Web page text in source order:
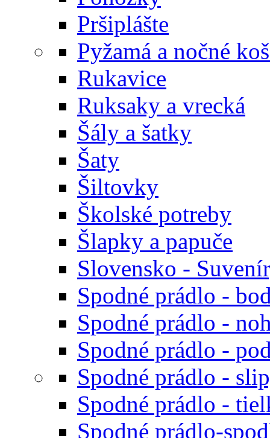
Pršiplášte
Pyžamá a nočné
Rukavice
Ruksaky a vrecká
Šály a šatky
Šaty
Šiltovky
Školské potreby
Šlapky a papuče
Slovensko -
Spodné prádlo -
Spodné prádlo -
Spodné prádlo -
Spodné prádlo -
Spodné prádlo -
Spodné prádlo-